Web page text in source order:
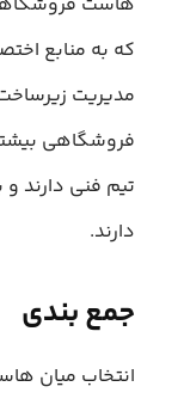
که به منابع
مدیریت
فروشگاهی
تیم فنی دارند
دارند.
جمع‌ بندی
انتخاب میان